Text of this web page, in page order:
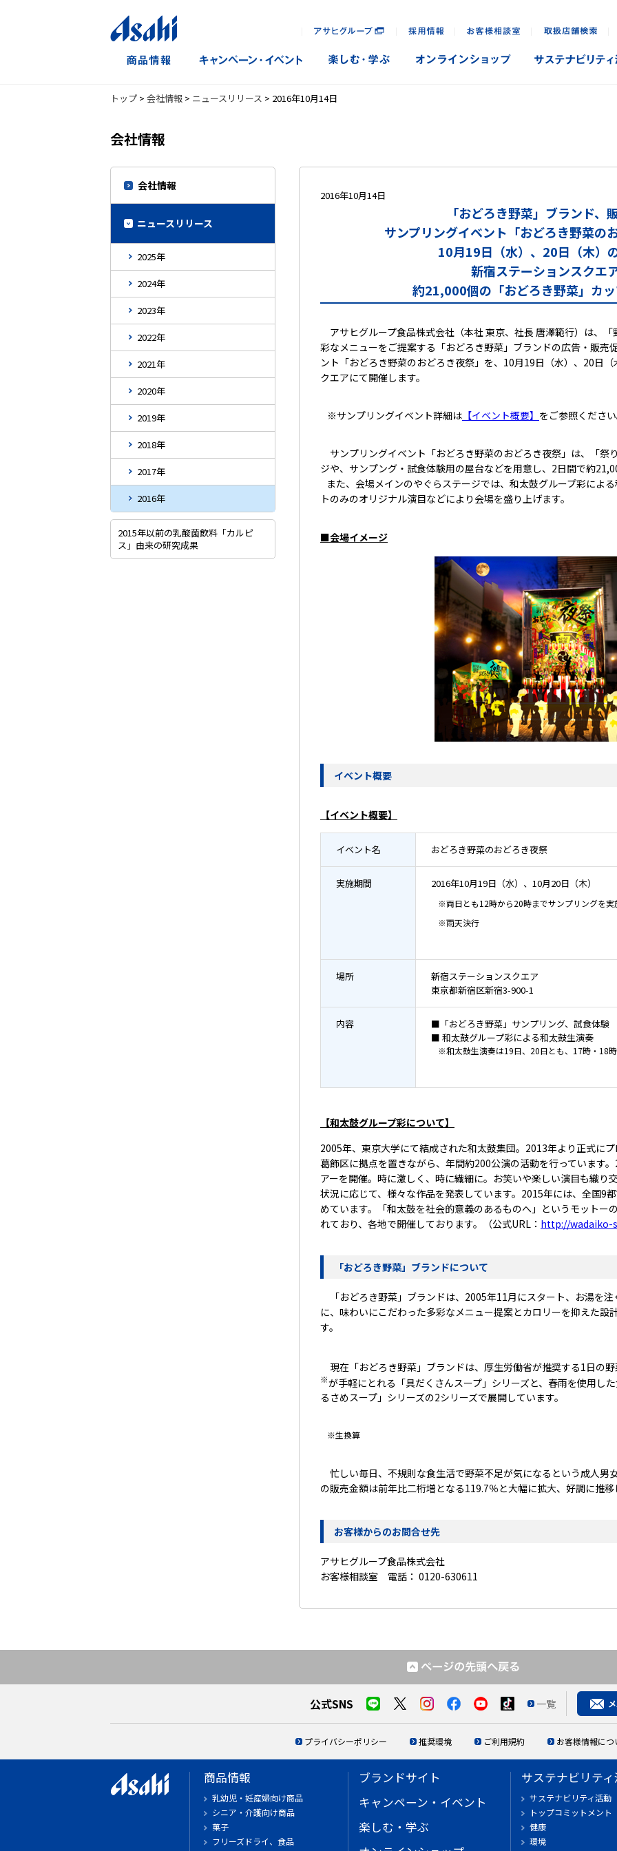
トップ > 会社情報 > ニュースリリース > 2016年10月14日
会社情報
会社情報
ニュースリリース
2025年
2024年
2023年
2022年
2021年
2020年
2019年
2018年
2017年
2016年
2015年以前の乳酸菌飲料「カルピ
ス」由来の研究成果
2016年10月14日
「おどろき野菜」ブランド、
サンプリングイベント「おどろき野菜の
10月19日（水）、20日（木）
新宿ステーションスクエ
約21,000個の「おどろき野菜」カ
アサヒグループ食品株式会社（本社 東京、社長 唐澤範行）は、
彩なメニューをご提案する「おどろき野菜」ブランドの広告・販売
ント「おどろき野菜のおどろき夜祭」を、10月19日（水）、20日
クエアにて開催します。
※サンプリングイベント詳細は 【イベント概要】 をご参照くださ
サンプリングイベント「おどろき野菜のおどろき夜祭」は、「祭
ジや、サンプング・試食体験用の屋台などを用意し、2日間で約
また、会場メインのやぐらステージでは、和太鼓グループ彩によ
トのみのオリジナル演目などにより会場を盛り上げます。
■会場イメージ
イベント概要
【イベント概要】
イベント名 おどろき野菜のおどろき夜祭
実施期間 2016年10月19日（水）、10月20日（木）
※両日とも12時から20時までサンプリングを実
※雨天決行
場所
新宿ステーションスクエア
東京都新宿区新宿3-900-1
内容
■「おどろき野菜」サンプリング、試食体験
■ 和太鼓グループ彩による和太鼓生演奏
※和太鼓生演奏は19日、20日とも、17時・18
【和太鼓グループ彩について】
2005年、東京大学にて結成された和太鼓集団。2013年より正式に
葛飾区に拠点を置きながら、年間約200公演の活動を行っています
アーを開催。時に激しく、時に繊細に。お笑いや楽しい演目も織り
状況に応じて、様々な作品を発表しています。2015年には、全国9
めています。「和太鼓を社会的意義のあるものへ」というモットー
れており、各地で開催しております。（公式URL： http://wadaiko-
「おどろき野菜」ブランドについて
「おどろき野菜」ブランドは、2005年11月にスタート、お湯を
に、味わいにこだわった多彩なメニュー提案とカロリーを抑えた設
す。
現在「おどろき野菜」ブランドは、厚生労働省が推奨する1日の
※が手軽にとれる「具だくさんスープ」シリーズと、春雨を使用し
るさめスープ」シリーズの2シリーズで展開しています。
※生換算
忙しい毎日、不規則な食生活で野菜不足が気になるという成人男
の販売金額は前年比二桁増となる119.7％と大幅に拡大、好調に推
お客様からのお問合せ先
アサヒグループ食品株式会社
お客様相談室 電話： 0120-630611
公式SNS 一覧
プライバシーポリシー 推奨環境 ご利用規約 お客様情報につ
商品情報
乳幼児・妊産婦向け商品
シニア・介護向け商品
菓子
フリーズドライ、食品
ブランドサイト
キャンペーン・イベント
楽しむ・学ぶ
サステナビリテ
サステナビリティ活動
トップコミットメント
健康
環境